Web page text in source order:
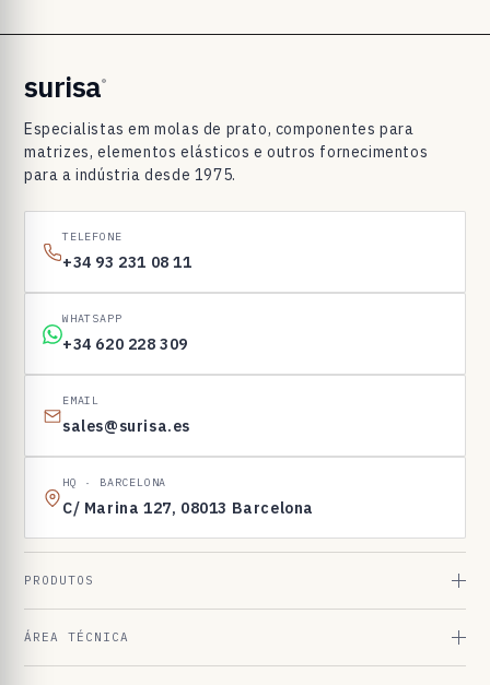
D
N
E
N
8
surisa®
Especialistas em molas de prato, componentes para
matrizes, elementos elásticos e outros fornecimentos
para a indústria desde 1975.
TELEFONE
+34 93 231 08 11
WHATSAPP
+34 620 228 309
EMAIL
sales@surisa.es
HQ · BARCELONA
C/ Marina 127, 08013 Barcelona
PRODUTOS
ÁREA TÉCNICA